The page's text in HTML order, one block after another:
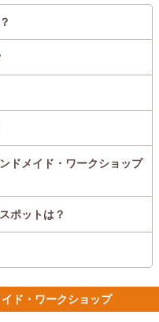
ドメイド・ワークショップ
ポットは？
ド・ワークショップ